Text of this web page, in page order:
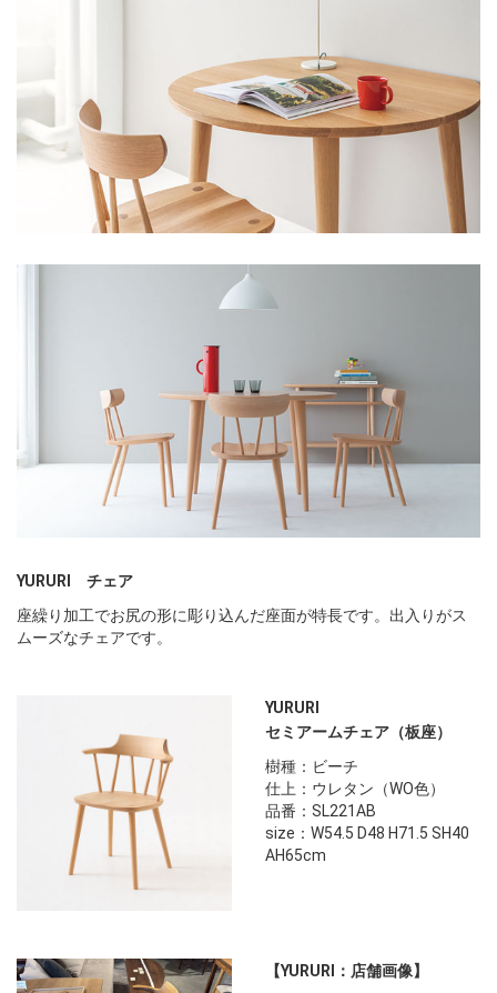
YURURI チェア
座繰り加工でお尻の形に彫り込んだ座面が特長です。出入りがス
ムーズなチェアです。
YURURI
セミアームチェア（板座）
樹種：ビーチ
仕上：ウレタン（WO色）
品番：SL221AB
size：W54.5 D48 H71.5 SH40
AH65cm
【YURURI：店舗画像】